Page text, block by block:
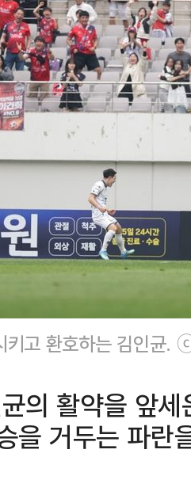
키고 환호하는 김인균.
의 활약을 앞
을 거두는 파란